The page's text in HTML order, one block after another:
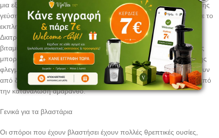
μια εξαιρετική προσθήκη σε οποιοδήποτε φαγητό όχι μόνο λόγω της
γεύσης του, αλλά βοηθά επίσης το φαγητό να φαίνεται υπέροχο με το
εκπληκτικό κόκκινο χρώμα του.
Διατροφικά οφέλη: Υψηλή περιεκτικότητα σε πρωτεΐνες. Ασβέστιο,
βιταμίνη Κ,Ε, C, σίδηρο και βήτα- καροτίνη. Ο κόκκινος αμάρανθος
μπορεί να βοηθήσει στη μείωση της χοληστερόλης, στη μείωση της
φλεγμονής και στην ανακούφιση του πόνου. Τα άτομα που πάσχουν
από διαβήτη, καρδιακές παθήσεις και εγκεφαλικό θα ωφεληθούν από
την κατανάλωση αμάρανθο.
Γενικά για τα βλαστάρια
Οι σπόροι που έχουν βλαστήσει έχουν πολλές θρεπτικές ουσίες,